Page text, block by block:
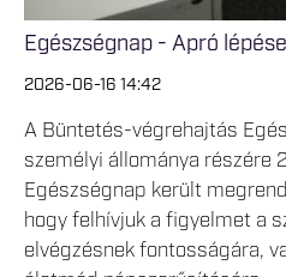
Egészségnap - Apró
2026-06-16 14:42
A Büntetés-végrehajtás
személyi állománya részére
Egészségnap került
hogy felhívjuk a figyelmet a
elvégzésnek fontosságára,